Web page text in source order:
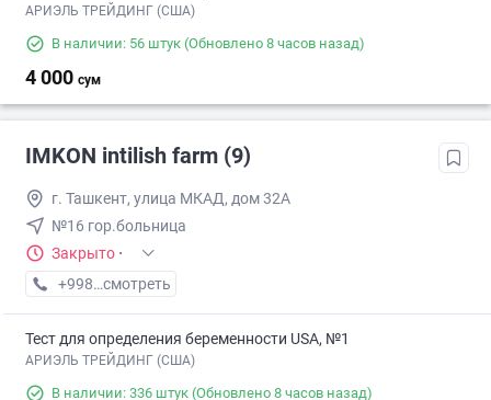
АРИЭЛЬ ТРЕЙДИНГ (США)
В наличии: 56 штук (Обновлено 8 часов назад)
4 000 сум
IMKON intilish farm (9)
г. Ташкент, улица МКАД, дом 32А
№16 гор.больница
Закрыто ·
+998 (93) XXX-XX-XX
смотреть
Тест для определения беременности USA, №1
АРИЭЛЬ ТРЕЙДИНГ (США)
В наличии: 336 штук (Обновлено 8 часов назад)